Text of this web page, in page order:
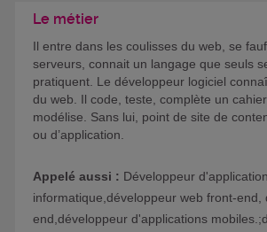
Le métier
Il entre dans les coulisses du web, se
serveurs, connait un langage que seuls
pratiquent. Le développeur logiciel
du web. Il code, teste, complète un
modélise. Sans lui, point de site de
ou d’application.
Appelé aussi : Développeur
informatique,développeur web front-end,
end,développeur d'applications